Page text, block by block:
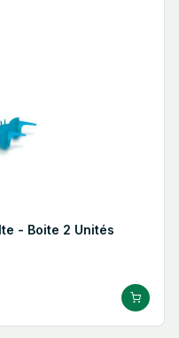
- Boite 2 Unités